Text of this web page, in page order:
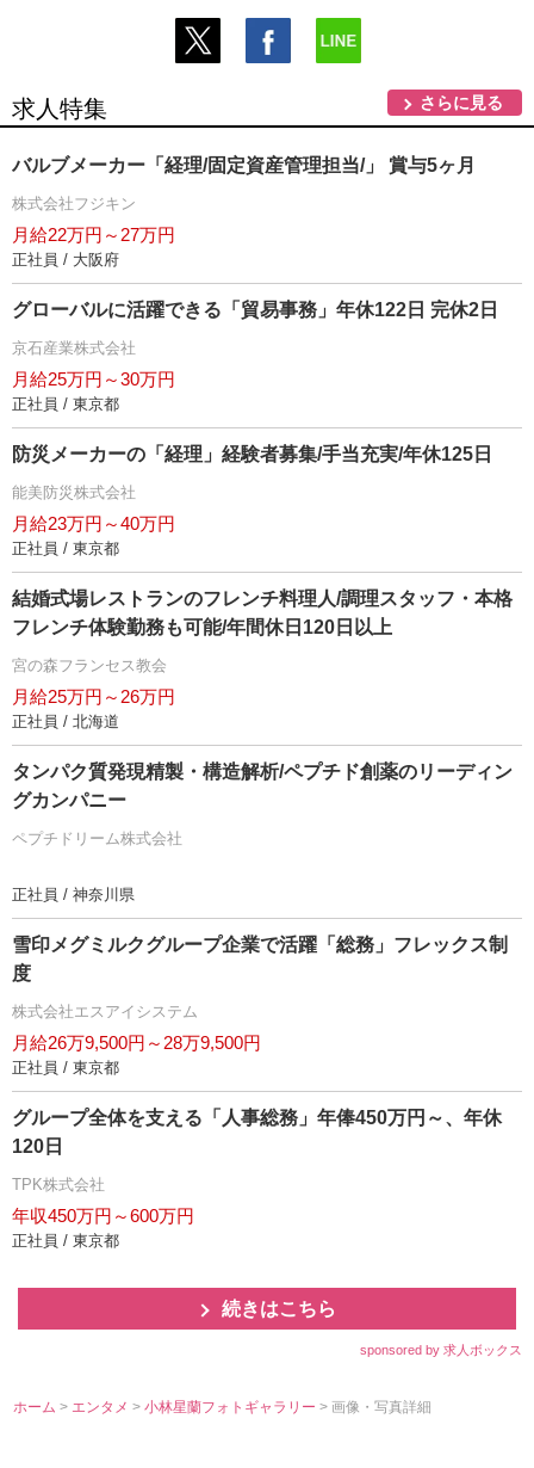
求人特集 さらに見る
バルブメーカー「経理/固定資産管理担当/」 賞与5ヶ月
株式会社フジキン
月給22万円～27万円
正社員 / 大阪府
グローバルに活躍できる「貿易事務」年休122日 完休2日
京石産業株式会社
月給25万円～30万円
正社員 / 東京都
防災メーカーの「経理」経験者募集/手当充実/年休125日
能美防災株式会社
月給23万円～40万円
正社員 / 東京都
結婚式場レストランのフレンチ料理人/調理スタッフ・本格
フレンチ体験勤務も可能/年間休日120日以上
宮の森フランセス教会
月給25万円～26万円
正社員 / 北海道
タンパク質発現精製・構造解析/ペプチド創薬のリーディン
グカンパニー
ペプチドリーム株式会社
正社員 / 神奈川県
雪印メグミルクグループ企業で活躍「総務」フレックス制
度
株式会社エスアイシステム
月給26万9,500円～28万9,500円
正社員 / 東京都
グループ全体を支える「人事総務」年俸450万円～、年休
120日
TPK株式会社
年収450万円～600万円
正社員 / 東京都
続きはこちら
sponsored by 求人ボックス
ホーム > エンタメ>小林星蘭フォトギャラリー> 画像・写真詳細